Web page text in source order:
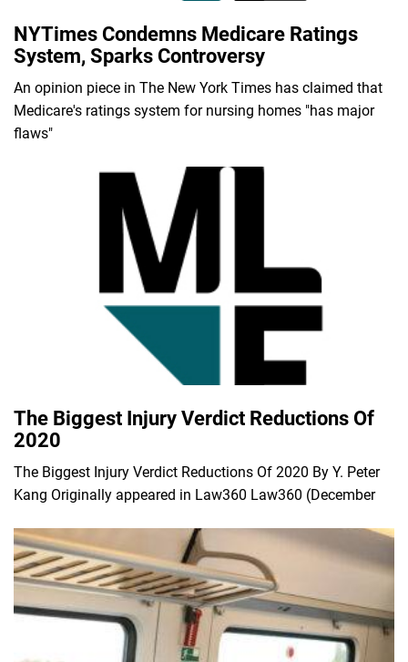
NYTimes Condemns Medicare Ratings
System, Sparks Controversy
An opinion piece in The New York Times has claimed that
Medicare's ratings system for nursing homes "has major
flaws"
The Biggest Injury Verdict Reductions Of
2020
The Biggest Injury Verdict Reductions Of 2020 By Y. Peter
Kang Originally appeared in Law360 Law360 (December